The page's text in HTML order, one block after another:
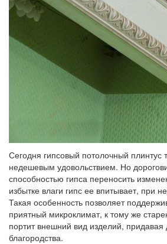
Сегодня гипсовый потолочный плинтус
недешевым удовольствием. Но
способностью гипса переносить
избытке влаги гипс ее впитывает, при
Такая особенность позволяет
приятный микроклимат, к тому же
портит внешний вид изделий,
благородства.